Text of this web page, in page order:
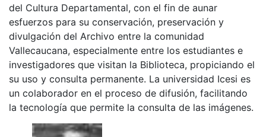
del Cultura Departamental, con el fin de aunar
esfuerzos para su conservación, preservación y
divulgación del Archivo entre la comunidad
Vallecaucana, especialmente entre los estudiantes e
investigadores que visitan la Biblioteca, propiciando el
su uso y consulta permanente. La universidad Icesi es
un colaborador en el proceso de difusión, facilitando
la tecnología que permite la consulta de las imágenes.